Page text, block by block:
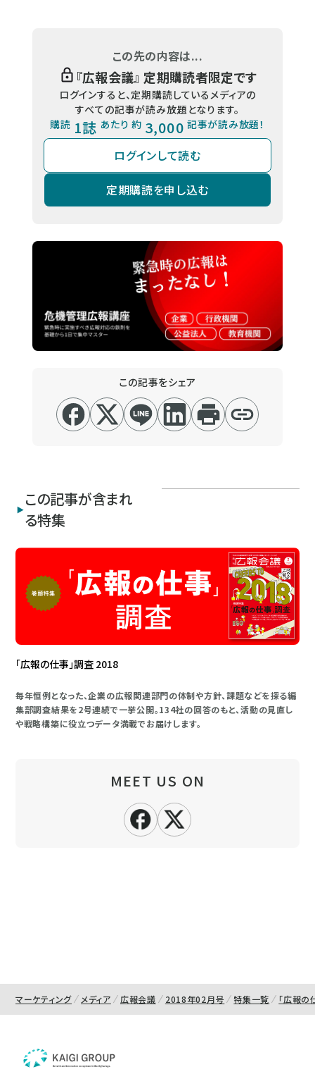
この先の内容は...
『広報会議』 定期購読者限定です
ログインすると、定期購読しているメディアの
すべての記事が読み放題となります。
購読 1誌 あたり 約 3,000 記事が読み放題！
ログインして読む
定期購読を申し込む
この記事をシェア
この記事が含まれ
る特集
「広報の仕事」調査 2018
毎年恒例となった、企業の広報関連部門の体制や方針、課題などを探る編
集部調査結果を2号連続で一挙公開。134社の回答のもと、活動の見直し
や戦略構築に役立つデータ満載でお届けします。
MEET US ON
マーケティング メディア 広報会議 2018年02月号 特集一覧 「広報